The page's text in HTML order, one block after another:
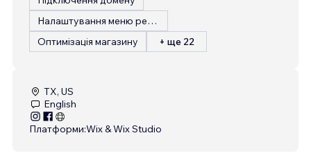
Налаштування меню ресторану
Оптимізація магазину
+ ще 22
TX, US
English
Платформи:Wix & Wix Studio